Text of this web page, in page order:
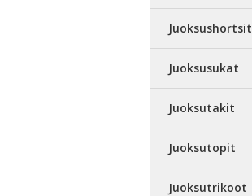
Juoksushortsit
Juoksusukat
Juoksutakit
Juoksutopit
Juoksutrikoot